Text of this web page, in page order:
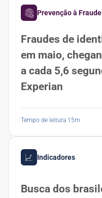
Prevenção à Fraude
Fraudes de
em maio,
a cada 5,6
Experian
Tempo de leitura 15m
Indicadores
Busca dos